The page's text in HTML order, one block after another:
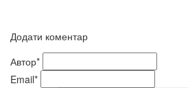
Додати коментар
Автор*
Email*